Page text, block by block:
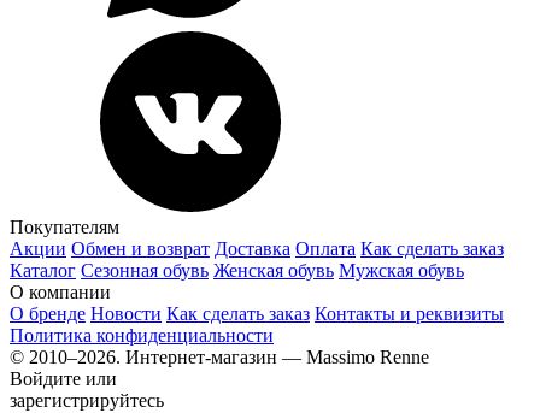
Покупателям
Акции Обмен и возврат Доставка Оплата Как сделать заказ
Каталог Сезонная обувь Женская обувь Мужская обувь
О компании
О бренде Новости Как сделать заказ Контакты и реквизиты
Политика конфиденциальности
© 2010–2026. Интернет-магазин — Massimo Renne
Войдите или
зарегистрируйтесь